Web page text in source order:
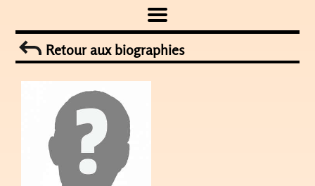
to
contentRetour aux biographies